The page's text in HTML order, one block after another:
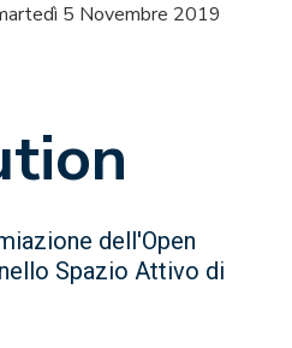
5 Novembre 2019
dell'Open
Spazio Attivo di